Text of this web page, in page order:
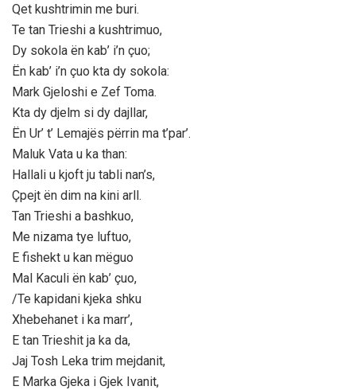
Qet kushtrimin me buri.
Te tan Trieshi a kushtrimuo,
Dy sokola ën kab’ i’n çuo;
Ën kab’ i’n çuo kta dy sokola:
Mark Gjeloshi e Zef Toma.
Kta dy djelm si dy dajllar,
Ën Ur’ t’ Lemajës përrin ma t’par’.
Maluk Vata u ka than:
Hallali u kjoft ju tabli nan’s,
Çpejt ën dim na kini arll.
Tan Trieshi a bashkuo,
Me nizama tye luftuo,
E fishekt u kan mëguo
Mal Kaculi ën kab’ çuo,
/Te kapidani kjeka shku
Xhebehanet i ka marr’,
E tan Trieshit ja ka da,
Jaj Tosh Leka trim mejdanit,
E Marka Gjeka i Gjek Ivanit,